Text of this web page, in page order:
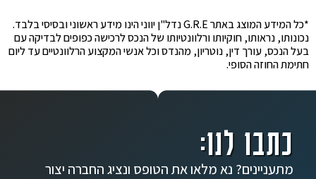
*כל המידע המוצג באתר G.R.E נדל"ן יווני הינו מידע ראשוני ובסיסי בלבד.
נכונותו, נראותו, חוקיותו ורלוונטיותו של הנכס לרכישה כפופים לבדיקה עם
בעל הנכס, עורך דין, נוטריון, מהנדס וכל אנשי המקצוע הרלוונטיים עד ליום
חתימת החוזה הסופי.
כתבו לנו:
מתעניינים? נא מלאו את הטופס ונציג החברה יצור